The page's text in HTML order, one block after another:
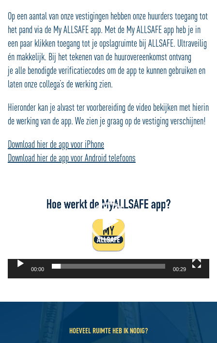
Op een aantal van onze vestigingen hebben onze huurders toegang tot
het pand via de My ALLSAFE app. Met de My ALLSAFE app heb je in
een paar klikken toegang tot je opslagruimte bij ALLSAFE. Ultraveilig
én makkelijk. Bij het tekenen van de huurovereenkomst ontvang
je alle benodigde verificatiecodes om de app te kunnen gebruiken en
laten onze collega’s de werking zien.
Hieronder kan je alvast ter voorbereiding de video bekijken met hierin
de werking van de app. We zien je graag op de vestiging verschijnen!
Download hier de app voor iPhone
Download hier de app voor Android telefoons
00:00 00:29
HOEVEEL RUIMTE HEB IK NODIG?